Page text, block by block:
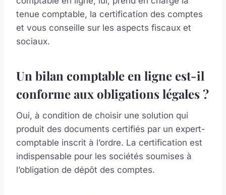
tenue comptable, la certification des comptes
et vous conseille sur les aspects fiscaux et
sociaux.
Un bilan comptable en ligne est-il
conforme aux obligations légales ?
Oui, à condition de choisir une solution qui
produit des documents certifiés par un expert-
comptable inscrit à l’ordre. La certification est
indispensable pour les sociétés soumises à
l’obligation de dépôt des comptes.